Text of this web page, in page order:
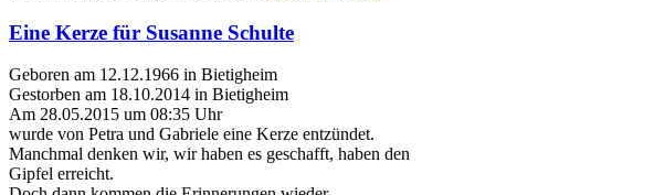
Eine Kerze für Susanne Schulte
Geboren am 12.12.1966 in Bietigheim
Gestorben am 18.10.2014 in Bietigheim
Am 28.05.2015 um 08:35 Uhr
wurde von Petra und Gabriele eine Kerze entzündet.
Manchmal denken wir, wir haben es geschafft, haben den
Gipfel erreicht.